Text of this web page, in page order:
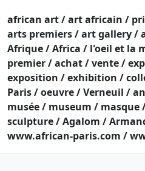
african art / art africain /
arts premiers / art gallery
Afrique / Africa / l'oeil et la
premier / achat / vente /
exposition / exhibition /
Paris / oeuvre / Verneuil /
musée / museum /
sculpture / Agalom /
www.african-paris.com /